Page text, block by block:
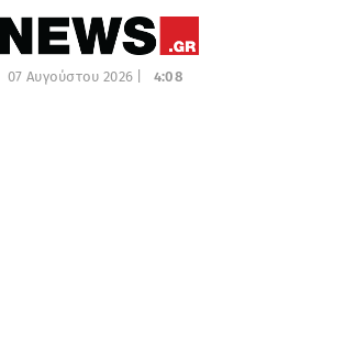
07 Αυγούστου 2026 | 4:08